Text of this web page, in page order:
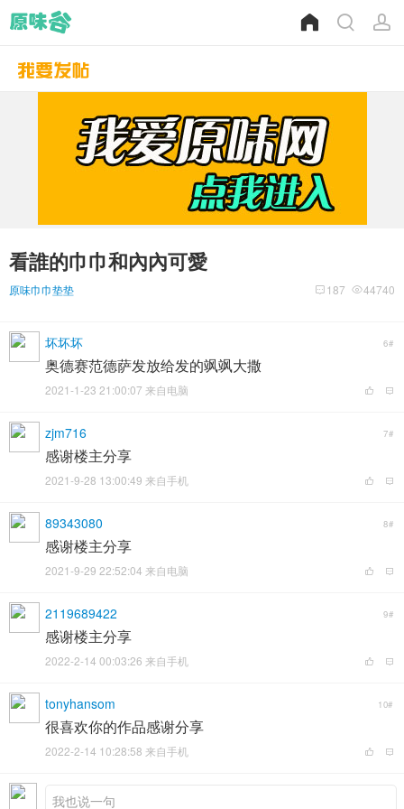
看誰的巾巾和內內可愛
原味巾巾垫垫 44740
187
坏坏坏 6#
奥德赛范德萨发放给发的飒飒大撒
2021-1-23 21:00:07 来自电脑
zjm716 7#
感谢楼主分享
2021-9-28 13:00:49 来自手机
89343080 8#
感谢楼主分享
2021-9-29 22:52:04 来自电脑
2119689422 9#
感谢楼主分享
2022-2-14 00:03:26 来自手机
tonyhansom 10#
很喜欢你的作品感谢分享
2022-2-14 10:28:58 来自手机